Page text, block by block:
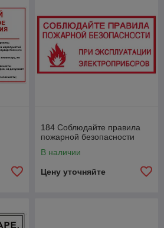
184 Соблюдайте правила
пожарной безопасности
В наличии
Цену уточняйте